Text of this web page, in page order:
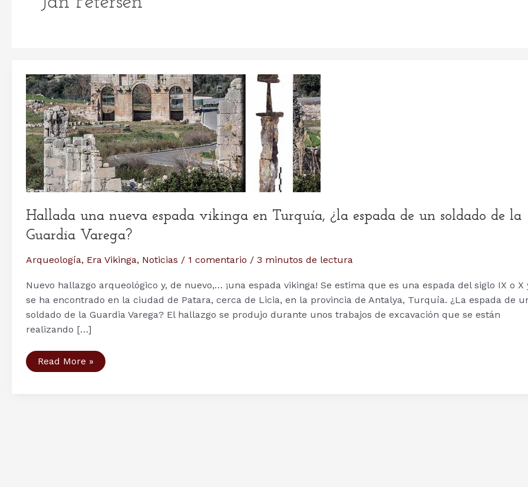
Hallada una nueva espada vikinga en Turquía, ¿la espada de un soldado de la
Guardia Varega?
Arqueología, Era Vikinga, Noticias / 1 comentario / 3 minutos de lectura
Nuevo hallazgo arqueológico y, de nuevo,… ¡una espada vikinga! Se estima que es una espada del siglo IX o X
se ha encontrado en la ciudad de Patara, cerca de Licia, en la provincia de Antalya, Turquía. ¿La espada de
soldado de la Guardia Varega? El hallazgo se produjo durante unos trabajos de excavación que se están
realizando […]
Hallada
una
Read More »